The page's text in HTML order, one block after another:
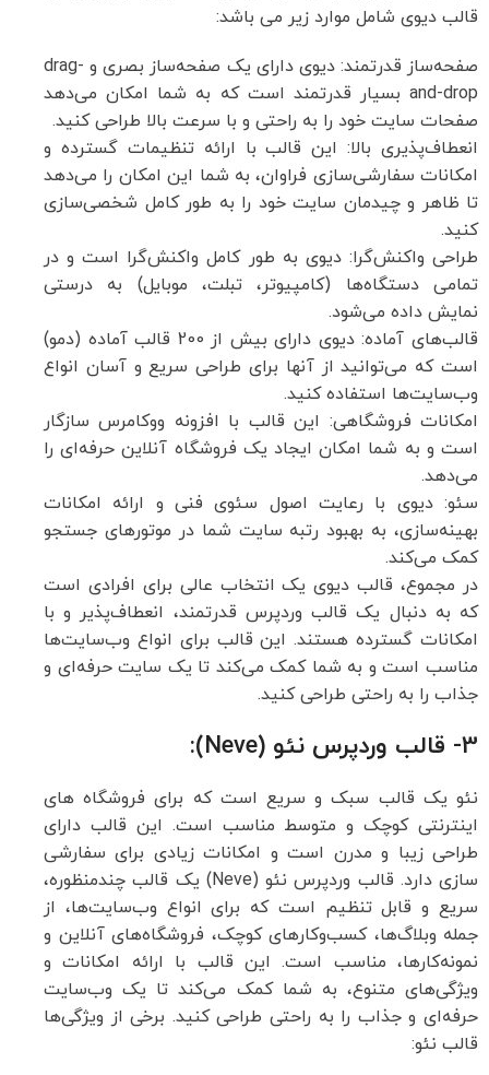
قالب دیوی شامل موارد زیر می باشد:
صفحه‌ساز قدرتمند: دیوی دارای یک صفحه‌ساز بصری و drag-
and-drop بسیار قدرتمند است که به شما امکان می‌دهد
صفحات سایت خود را به راحتی و با سرعت بالا طراحی کنید.
انعطاف‌پذیری بالا: این قالب با ارائه تنظیمات گسترده و
امکانات سفارشی‌سازی فراوان، به شما این امکان را می‌دهد
تا ظاهر و چیدمان سایت خود را به طور کامل شخصی‌سازی
کنید.
طراحی واکنش‌گرا: دیوی به طور کامل واکنش‌گرا است و در
تمامی دستگاه‌ها (کامپیوتر، تبلت، موبایل) به درستی
نمایش داده می‌شود.
قالب‌های آماده: دیوی دارای بیش از 200 قالب آماده (دمو)
است که می‌توانید از آنها برای طراحی سریع و آسان انواع
وب‌سایت‌ها استفاده کنید.
امکانات فروشگاهی: این قالب با افزونه ووکامرس سازگار
است و به شما امکان ایجاد یک فروشگاه آنلاین حرفه‌ای را
می‌دهد.
سئو: دیوی با رعایت اصول سئوی فنی و ارائه امکانات
بهینه‌سازی، به بهبود رتبه سایت شما در موتورهای جستجو
کمک می‌کند.
در مجموع، قالب دیوی یک انتخاب عالی برای افرادی است
که به دنبال یک قالب وردپرس قدرتمند، انعطاف‌پذیر و با
امکانات گسترده هستند. این قالب برای انواع وب‌سایت‌ها
مناسب است و به شما کمک می‌کند تا یک سایت حرفه‌ای و
جذاب را به راحتی طراحی کنید.
3- قالب وردپرس نئو (Neve):
نئو یک قالب سبک و سریع است که برای فروشگاه های
اینترنتی کوچک و متوسط مناسب است. این قالب دارای
طراحی زیبا و مدرن است و امکانات زیادی برای سفارشی
سازی دارد. قالب وردپرس نئو (Neve) یک قالب چندمنظوره،
سریع و قابل تنظیم است که برای انواع وب‌سایت‌ها، از
جمله وبلاگ‌ها، کسب‌وکارهای کوچک، فروشگاه‌های آنلاین و
نمونه‌کارها، مناسب است. این قالب با ارائه امکانات و
ویژگی‌های متنوع، به شما کمک می‌کند تا یک وب‌سایت
حرفه‌ای و جذاب را به راحتی طراحی کنید. برخی از ویژگی‌ها
قالب نئو: